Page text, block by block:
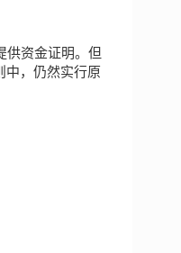
供资金证明。但
中，仍然实行原